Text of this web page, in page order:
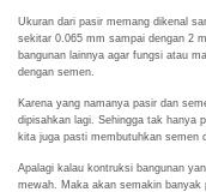
Ukuran dari pasir memang dikenal
sekitar 0.065 mm sampai dengan 2
bangunan lainnya agar fungsi atau
dengan semen.
Karena yang namanya pasir dan
dipisahkan lagi. Sehingga tak hanya
kita juga pasti membutuhkan semen
Apalagi kalau kontruksi bangunan
mewah. Maka akan semakin